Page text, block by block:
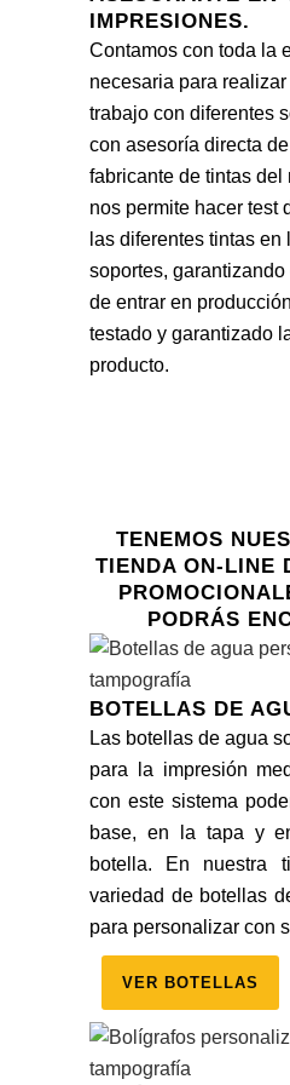
IMPRESIONES.
Contamos con toda la
necesaria para
trabajo con diferentes
con asesoría directa
fabricante de tintas del
nos permite hacer test
las diferentes tintas en
soportes,
de entrar en
testado y garantizado
producto.
TENEMOS
TIENDA ON-LINE
PODRÁS
BOTELLAS DE
Las botellas de agua
para la impresión
con este sistema
base, en la tapa y
botella. En nuestra
variedad de botellas
para personalizar con
VER BOTELLAS